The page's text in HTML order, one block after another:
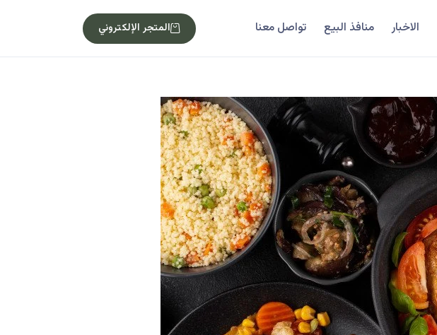
الاخبار منافذ البيع تواصل معنا المتجر الإلكتروني